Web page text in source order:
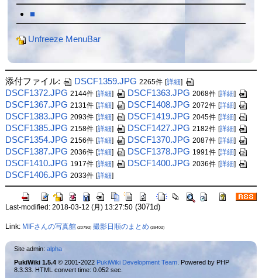
■
Unfreeze MenuBar
添付ファイル: DSCF1359.JPG 2265件 [詳細]
DSCF1372.JPG 2144件 [詳細] DSCF1363.JPG 2068件 [詳細]
DSCF1367.JPG 2131件 [詳細] DSCF1408.JPG 2072件 [詳細]
DSCF1383.JPG 2093件 [詳細] DSCF1419.JPG 2045件 [詳細]
DSCF1385.JPG 2158件 [詳細] DSCF1427.JPG 2182件 [詳細]
DSCF1354.JPG 2156件 [詳細] DSCF1370.JPG 2087件 [詳細]
DSCF1387.JPG 2036件 [詳細] DSCF1378.JPG 1991件 [詳細]
DSCF1410.JPG 1917件 [詳細] DSCF1400.JPG 2036件 [詳細]
DSCF1406.JPG 2033件 [詳細]
Last-modified: 2018-03-12 (月) 13:27:50(3071d)
Link: MIFさんの写真館 (2079d) 撮影日順のまとめ (3940d)
Site admin: alpha
PukiWiki 1.5.4© 2001-2022 PukiWiki Development Team. Powered by PHP
8.3.33. HTML convert time: 0.052 sec.